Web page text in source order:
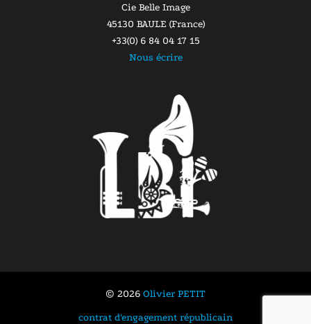
Cie Belle Image
45130 BAULE (France)
+33(0) 6 84 04 17 15
Nous écrire
© 2026 Olivier PETIT
contrat d'engagement républicain